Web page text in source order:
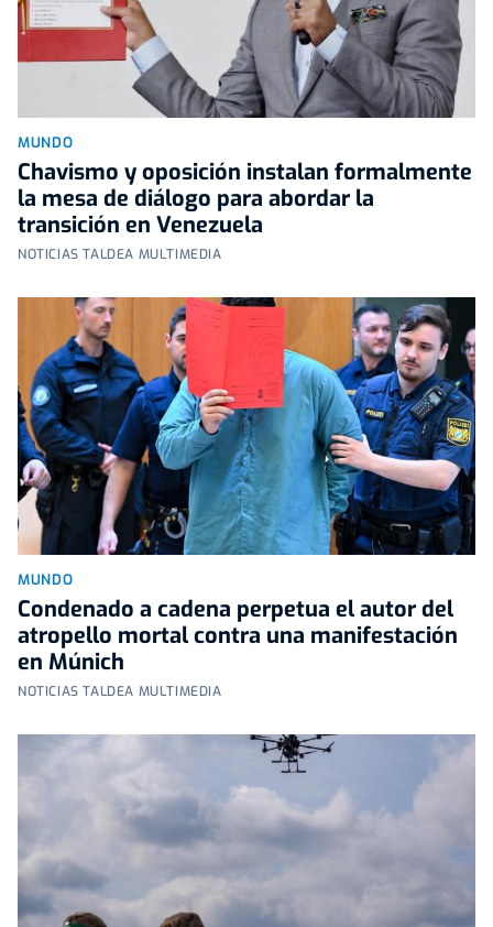
MUNDO
Chavismo y oposición instalan formalmente
la mesa de diálogo para abordar la
transición en Venezuela
NOTICIAS TALDEA MULTIMEDIA
MUNDO
Condenado a cadena perpetua el autor del
atropello mortal contra una manifestación
en Múnich
NOTICIAS TALDEA MULTIMEDIA